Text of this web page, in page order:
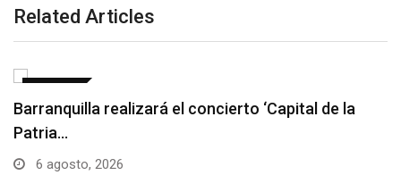
Related Articles
Hebert Vargas, el artista vallenato que abrió la…
6 agosto, 2026